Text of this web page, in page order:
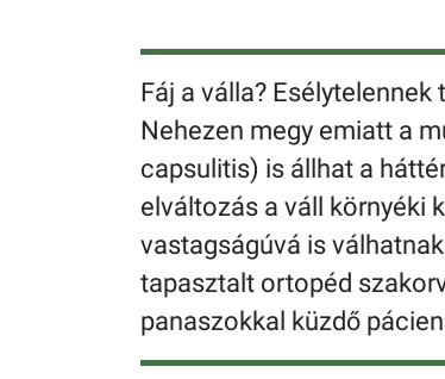
Fáj a válla?
Nehezen megy emiatt a
capsulitis) is állhat a
elváltozás a váll környéki
vastagságúvá is
tapasztalt ortopéd
panaszokkal küzdő